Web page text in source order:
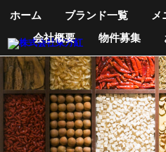
ホーム ブランド一覧 メ
会社概要
物件募集